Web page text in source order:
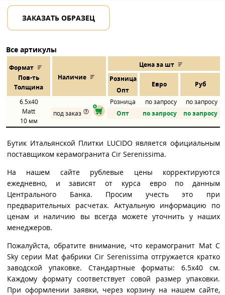
ЗАКАЗАТЬ ОБРАЗЕЦ
Все артикулы
Формат
Пов-ть
Толщина
Наличие
Цена за шт
Розница
Евро Руб
Опт
6.5x40
Matt
10 мм
Розница по запросу
по запросу
под заказ
Опт по запросу по запросу
Бутик Итальянской Плитки LUCIDO является официальным
поставщиком керамогранита Cir Serenissima.
На нашем сайте рублевые цены корректируются
ежедневно, и зависят от курса евро по данным
Центрального Банка. Просим учесть это при
предварительных расчетах. Актуальную информацию по
ценам и наличию вы всегда можете уточнить у наших
менеджеров.
Пожалуйста, обратите внимание, что керамогранит Mat C
Sky серии Mat фабрики Cir Serenissima отгружается кратко
заводской упаковке. Стандартные форматы: 6.5x40 см.
Каждому формату соответствует совой размер упаковки.
При оформлении заявки, через корзину на нашем сайте,